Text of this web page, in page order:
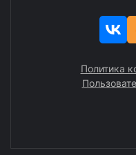
Политика